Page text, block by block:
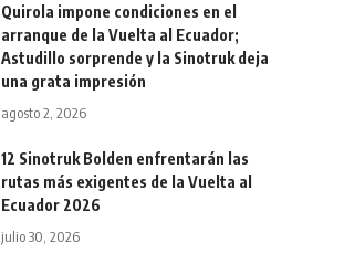
Quirola impone condiciones en el
arranque de la Vuelta al Ecuador;
Astudillo sorprende y la Sinotruk deja
una grata impresión
agosto 2, 2026
12 Sinotruk Bolden enfrentarán las
rutas más exigentes de la Vuelta al
Ecuador 2026
julio 30, 2026